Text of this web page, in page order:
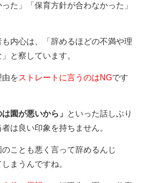
た」「保育方針が合わなかった」
内心は、「辞めるほどの不満や理
と察しています。
由をストレートに言うのはNGです
は園が悪いから」
といった話しぶり
は良い印象を持ちません。
のことも悪く言って辞めるんじ
まうんですね。